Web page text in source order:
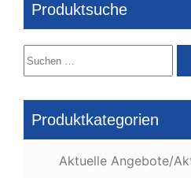
Produktsuche
Suchen
nach:
Produktkategorien
Aktuelle Angebote/